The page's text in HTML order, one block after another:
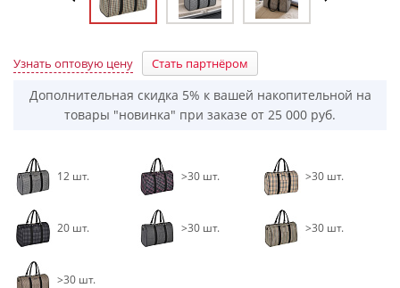
Узнать оптовую цену Стать партнёром
Дополнительная скидка 5% к вашей накопительной на
товары "новинка" при заказе от 25 000 руб.
12 шт. >30 шт. >30 шт.
20 шт. >30 шт. >30 шт.
>30 шт.